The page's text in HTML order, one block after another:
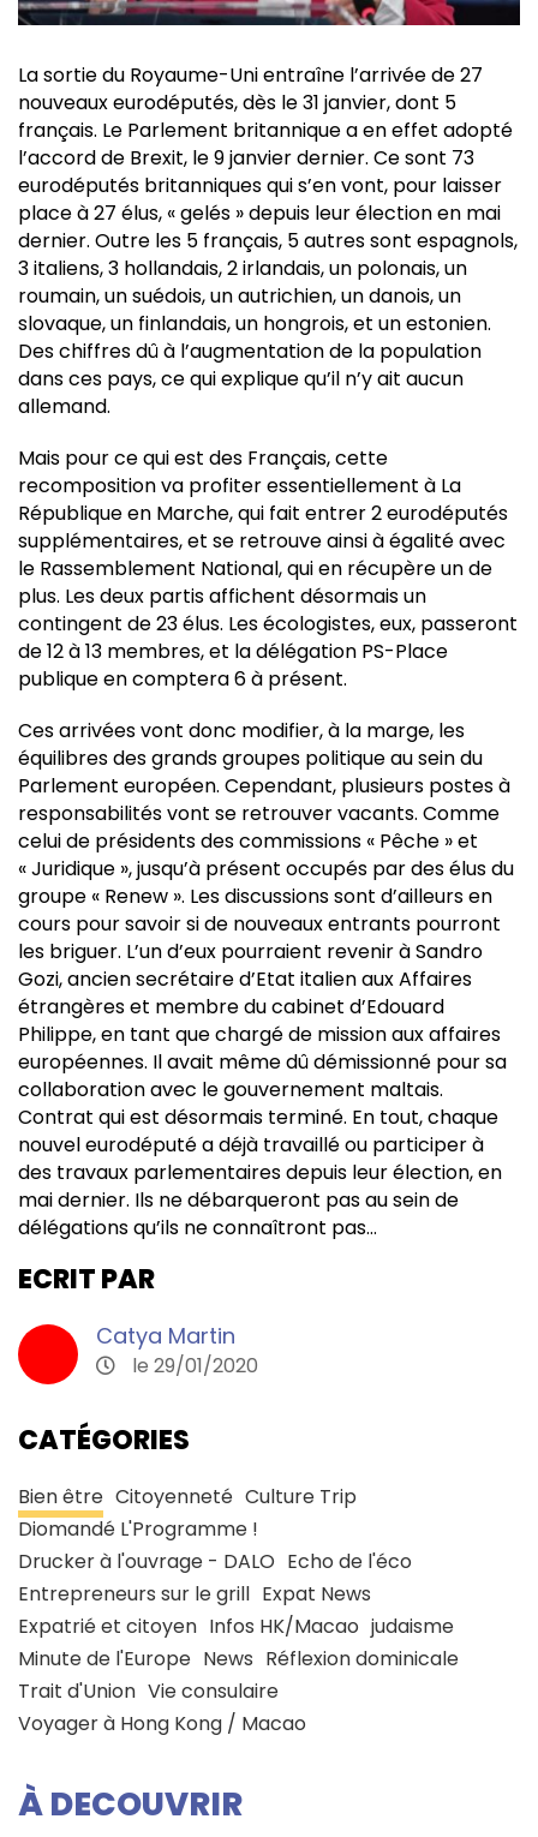
La sortie du Royaume-Uni entraîne l’arrivée de 27
nouveaux eurodéputés, dès le 31 janvier, dont 5
français. Le Parlement britannique a en effet adopté
l’accord de Brexit, le 9 janvier dernier. Ce sont 73
eurodéputés britanniques qui s’en vont, pour laisser
place à 27 élus, « gelés » depuis leur élection en mai
dernier. Outre les 5 français, 5 autres sont espagnols,
3 italiens, 3 hollandais, 2 irlandais, un polonais, un
roumain, un suédois, un autrichien, un danois, un
slovaque, un finlandais, un hongrois, et un estonien.
Des chiffres dû à l’augmentation de la population
dans ces pays, ce qui explique qu’il n’y ait aucun
allemand.
Mais pour ce qui est des Français, cette
recomposition va profiter essentiellement à La
République en Marche, qui fait entrer 2 eurodéputés
supplémentaires, et se retrouve ainsi à égalité avec
le Rassemblement National, qui en récupère un de
plus. Les deux partis affichent désormais un
contingent de 23 élus. Les écologistes, eux, passeront
de 12 à 13 membres, et la délégation PS-Place
publique en comptera 6 à présent.
Ces arrivées vont donc modifier, à la marge, les
équilibres des grands groupes politique au sein du
Parlement européen. Cependant, plusieurs postes à
responsabilités vont se retrouver vacants. Comme
celui de présidents des commissions « Pêche » et
« Juridique », jusqu’à présent occupés par des élus du
groupe « Renew ». Les discussions sont d’ailleurs en
cours pour savoir si de nouveaux entrants pourront
les briguer. L’un d’eux pourraient revenir à Sandro
Gozi, ancien secrétaire d’Etat italien aux Affaires
étrangères et membre du cabinet d’Edouard
Philippe, en tant que chargé de mission aux affaires
européennes. Il avait même dû démissionné pour sa
collaboration avec le gouvernement maltais.
Contrat qui est désormais terminé. En tout, chaque
nouvel eurodéputé a déjà travaillé ou participer à
des travaux parlementaires depuis leur élection, en
mai dernier. Ils ne débarqueront pas au sein de
délégations qu’ils ne connaîtront pas…
ECRIT PAR
Catya Martin
le 29/01/2020
CATÉGORIES
Bien être Citoyenneté Culture Trip
Diomandé L'Programme !
Drucker à l'ouvrage - DALO Echo de l'éco
Entrepreneurs sur le grill Expat News
Expatrié et citoyen Infos HK/Macao judaisme
Minute de l'Europe News Réflexion dominicale
Trait d'Union Vie consulaire
Voyager à Hong Kong / Macao
À DECOUVRIR